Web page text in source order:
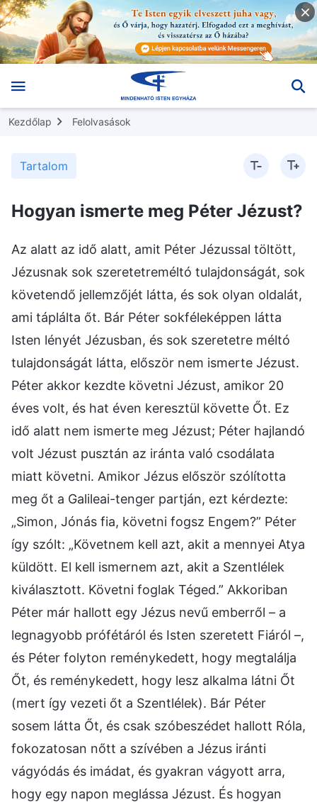
Kezdőlap Felolvasások
Tartalom
Hogyan ismerte meg Péter Jézust?
Az alatt az idő alatt, amit Péter Jézussal töltött,
Jézusnak sok szeretetreméltó tulajdonságát, sok
követendő jellemzőjét látta, és sok olyan oldalát,
ami táplálta őt. Bár Péter sokféleképpen látta
Isten lényét Jézusban, és sok szeretetre méltó
tulajdonságát látta, először nem ismerte Jézust.
Péter akkor kezdte követni Jézust, amikor 20
éves volt, és hat éven keresztül követte Őt. Ez
idő alatt nem ismerte meg Jézust; Péter hajlandó
volt Jézust pusztán az iránta való csodálata
miatt követni. Amikor Jézus először szólította
meg őt a Galileai-tenger partján, ezt kérdezte:
„Simon, Jónás fia, követni fogsz Engem?” Péter
így szólt: „Követnem kell azt, akit a mennyei Atya
küldött. El kell ismernem azt, akit a Szentlélek
kiválasztott. Követni foglak Téged.” Akkoriban
Péter már hallott egy Jézus nevű emberről – a
legnagyobb prófétáról és Isten szeretett Fiáról –,
és Péter folyton reménykedett, hogy megtalálja
Őt, és reménykedett, hogy lesz alkalma látni Őt
(mert így vezeti őt a Szentlélek). Bár Péter
sosem látta Őt, és csak szóbeszédet hallott Róla,
fokozatosan nőtt a szívében a Jézus iránti
vágyódás és imádat, és gyakran vágyott arra,
hogy egy napon meglássa Jézust. És hogyan